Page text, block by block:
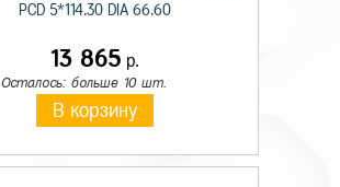
PCD 5*114.30 DIA 66.60
13 865р.
Осталось: больше 10 шт.
В корзину